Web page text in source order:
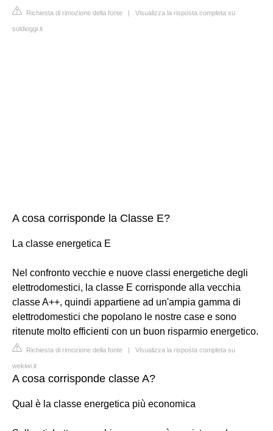
Richiesta di rimozione della fonte | Visualizza la risposta completa su
soldioggi.it
A cosa corrisponde la Classe E?
La classe energetica E
Nel confronto vecchie e nuove classi energetiche degli
elettrodomestici, la classe E corrisponde alla vecchia
classe A++, quindi appartiene ad un'ampia gamma di
elettrodomestici che popolano le nostre case e sono
ritenute molto efficienti con un buon risparmio energetico.
Richiesta di rimozione della fonte | Visualizza la risposta completa su
wekiwi.it
A cosa corrisponde classe A?
Qual è la classe energetica più economica